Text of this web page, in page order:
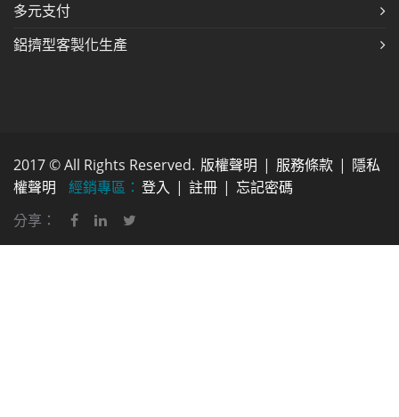
多元支付
鋁擠型客製化生產
2017 © All Rights Reserved. 版權聲明 | 服務條款 | 隱私
權聲明
經銷專區： 登入 | 註冊 | 忘記密碼
分享：